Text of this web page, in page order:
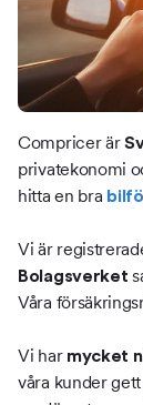
Compricer är
privatekonomi
hitta en bra
Vi är
Bolagsverket
Våra
Vi har mycket
våra kunder